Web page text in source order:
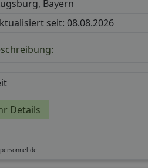
Bayern
seit: 08.08.2026
Details